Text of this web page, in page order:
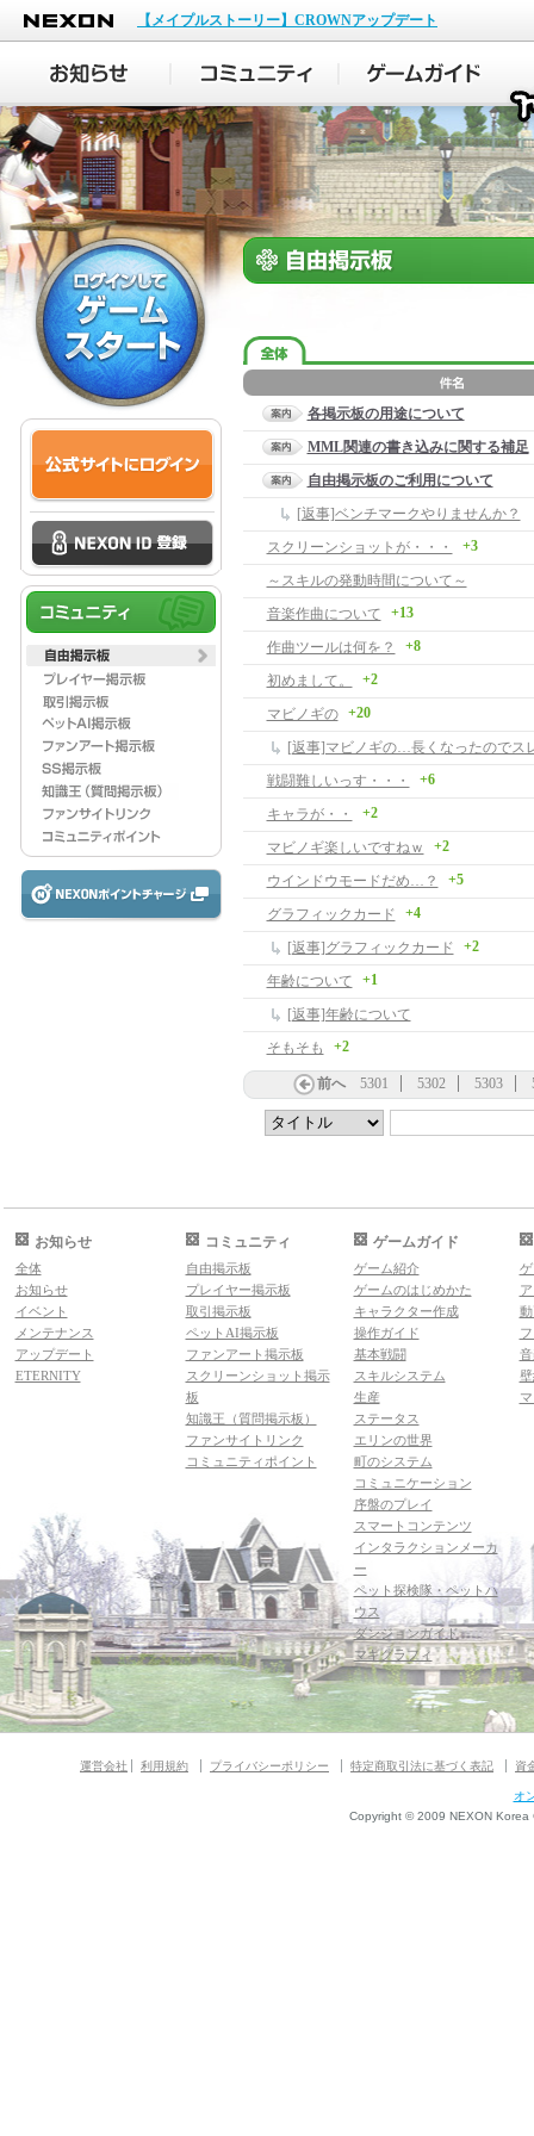
NEXON
【メイプルストーリー】CROWNアップデート
各掲示板の用途について
MML関連の書き込みに関する補足
自由掲示板のご利用について
[返事]ベンチマークやりませんか？
スクリーンショットが・・・
+3
～スキルの発動時間について～
音楽作曲について
+13
作曲ツールは何を？ +8
初めまして。 +2
マビノギの +20
[返事]マビノギの…長くなったのでス
戦闘難しいっす・・・
+6
キャラが・・ +2
マビノギ楽しいですねｗ +2
ウインドウモードだめ…？ +5
グラフィックカード +4
[返事]グラフィックカード +2
年齢について +1
[返事]年齢について
そもそも
+2
前へ 5301 5302 5303
お知らせ
全体
お知らせ
イベント
メンテナンス
アップデート
ETERNITY
コミュニティ
自由掲示板
プレイヤー掲示板
取引掲示板
ペットAI掲示板
ファンアート掲示板
スクリーンショット掲示
板
知識王（質問掲示板）
ファンサイトリンク
コミュニティポイント
ゲームガイド
ゲーム紹介
ゲームのはじめかた
キャラクター作成
操作ガイド
基本戦闘
スキルシステム
生産
ステータス
エリンの世界
町のシステム
コミュニケーション
序盤のプレイ
スマートコンテンツ
インタラクションメーカ
ー
ペット探検隊・ペットハ
ウス
ダンジョンガイド
マギグラフィ
運営会社 利用規約 プライバシーポリシー 特定商取引法に基づく表記 資
オ
Copyright © 2009 NEXON Korea